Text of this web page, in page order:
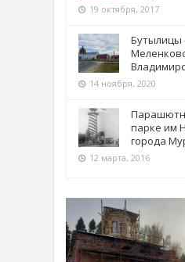
19 октября, 2017
Бутылицы
14 ноября, 2020
парке им
города
12 марта, 2016